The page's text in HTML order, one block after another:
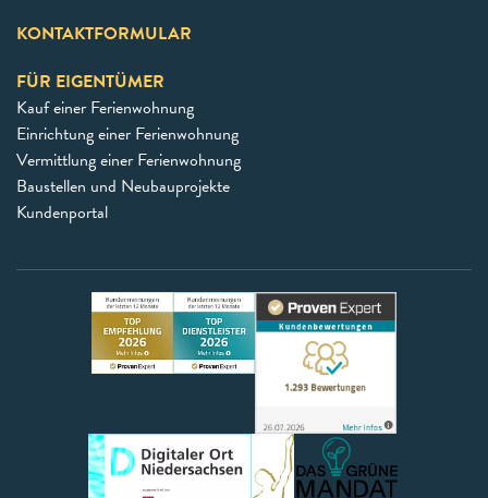
KONTAKTFORMULAR
FÜR EIGENTÜMER
Kauf einer Ferienwohnung
Einrichtung einer Ferienwohnung
Vermittlung einer Ferienwohnung
Baustellen und Neubauprojekte
Kundenportal